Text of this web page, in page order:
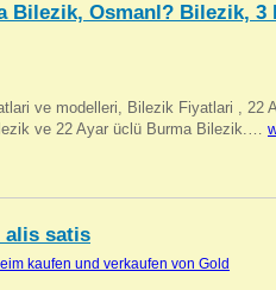
Bilezik, Osmanl? Bilezik, 3
ve modelleri, Bilezik Fiyatlari , 22
ve 22 Ayar üclü Burma Bilezik.…
alis satis
kaufen und verkaufen von Gold